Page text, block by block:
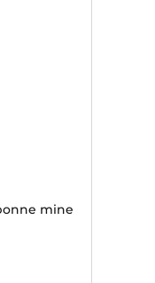
mine